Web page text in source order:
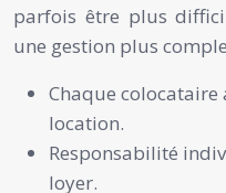
parfois être plus
une gestion plus
Chaque
location.
Responsabilité
loyer.